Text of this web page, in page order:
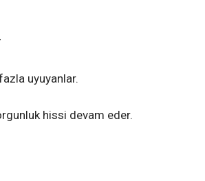
uyuyanlar.
hissi devam eder.